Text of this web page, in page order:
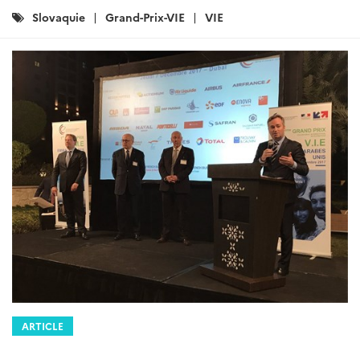
Catégories
Slovaquie Grand-Prix-VIE VIE
ARTICLE